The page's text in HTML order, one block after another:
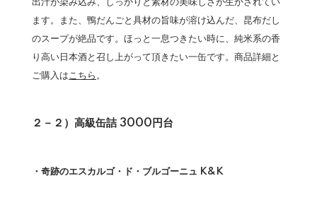
出汁が染み込み、しっかりと素材の美味しさが生かされてい
ます。また、鴨だんごと具材の旨味が溶け込んだ、昆布だし
のスープが絶品です。ほっと一息つきたい時に、純米系の香
り高い日本酒と召し上がって頂きたい一缶です。商品詳細と
ご購入はこちら 。
２－２）高級缶詰 3000円台
・奇跡のエスカルゴ・ド・ブルゴーニュ K&K